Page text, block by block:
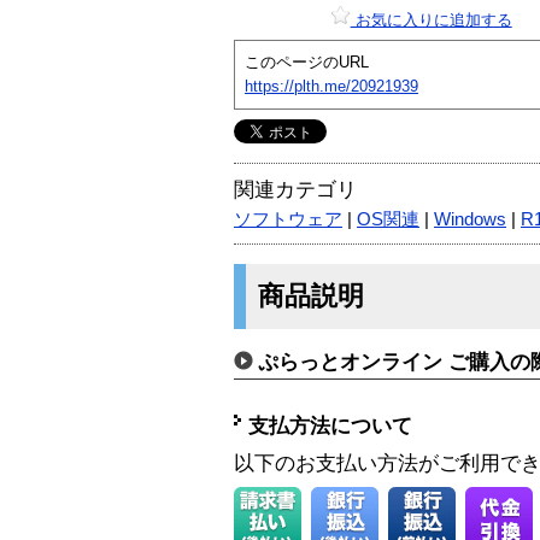
お気に入りに追加する
このページのURL
https://plth.me/20921939
関連カテゴリ
ソフトウェア OS関連 Windows
商品説明
ぷらっとオンライン ご購入の
支払方法について
以下のお支払い方法がご利用で